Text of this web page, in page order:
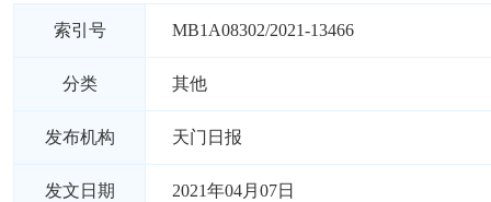
索引号 MB1A08302/2021-13466
分类 其他
发布机构 天门日报
发文日期 2021年04月07日